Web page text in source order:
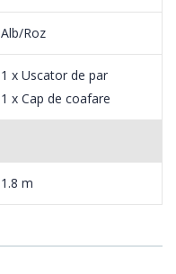
Alb/Roz
1 x Uscator de par
1 x Cap de coafare
1.8 m